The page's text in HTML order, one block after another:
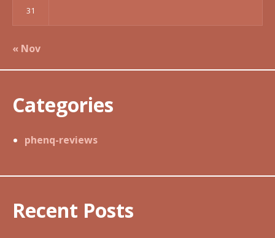
31
« Nov
Categories
phenq-reviews
Recent Posts